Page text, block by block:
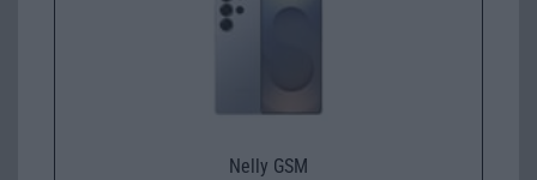
Nelly GSM